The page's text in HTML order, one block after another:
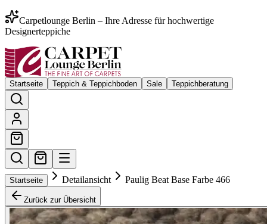
Carpetlounge Berlin – Ihre Adresse für hochwertige
Designerteppiche
Startseite Teppich & Teppichboden Sale Teppichberatung
Startseite Detailansicht Paulig Beat Base Farbe 466
Zurück zur Übersicht